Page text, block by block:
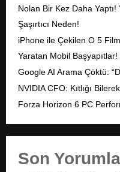
Nolan Bir Kez Daha
Şaşırtıcı Neden!
iPhone ile Çekilen O 5
Yaratan Mobil Başyapıtlar!
Google AI Arama Çöktü:
NVIDIA CFO: Kıtlığı
Forza Horizon 6 PC
Son